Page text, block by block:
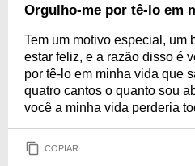
Orgulho-me por tê-lo em
Tem um motivo especial, um
estar feliz, e a razão disso é
por tê-lo em minha vida que
quatro cantos o quanto sou
você a minha vida perderia
COPIAR